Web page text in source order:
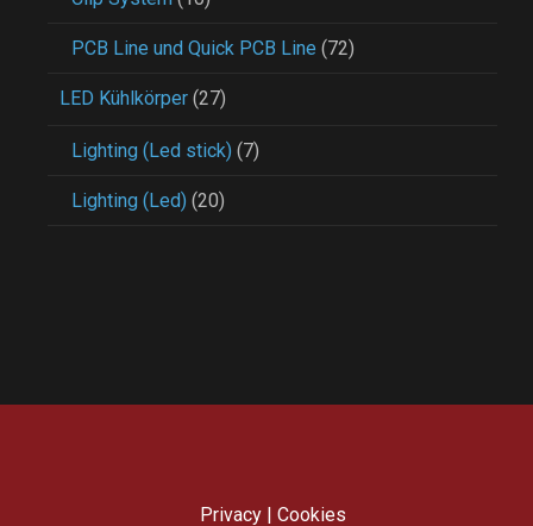
PCB Line und Quick PCB Line (72)
LED Kühlkörper (27)
Lighting (Led stick) (7)
Lighting (Led) (20)
Privacy| Cookies